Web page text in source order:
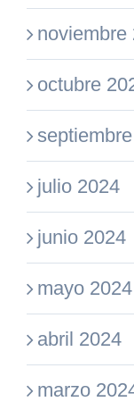
noviembre
octubre
julio 2024
junio 2024
mayo 2024
abril 2024
marzo